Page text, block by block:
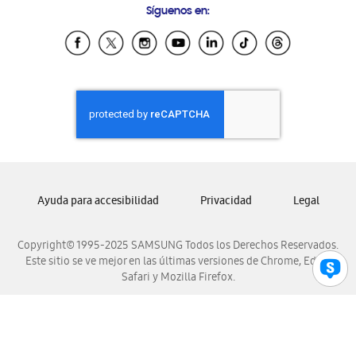
Samsung Ecuador
Samsung El Salvador
Samsung Honduras
Samsung Nicaragua
Samsung Panamá
Samsung Venezuela
Síguenos en:
Copyright© 1995-2025 SAMSUNG Todos los Derechos Reservados.
Este sitio se ve mejor en las últimas versiones de Chrome, Edge,
Safari y Mozilla Firefox.
Ayuda para accesibilidad Privacidad Legal